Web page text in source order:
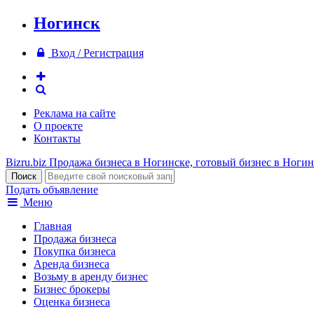
Ногинск
Вход / Регистрация
Реклама на сайте
О проекте
Контакты
Bizru.biz Продажа бизнеса в Ногинске, готовый бизнес в
Подать объявление
Меню
Главная
Продажа бизнеса
Покупка бизнеса
Аренда бизнеса
Возьму в аренду бизнес
Бизнес брокеры
Оценка бизнеса